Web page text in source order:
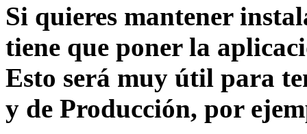
Si quieres mantener
tiene que poner la
Esto será muy útil para
y de Producción, por